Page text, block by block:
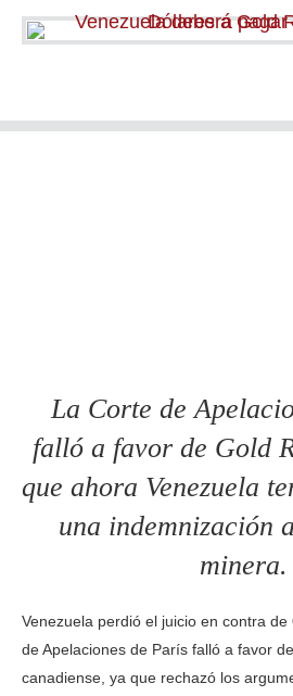
La Corte de
falló a favor de Gold
que ahora Venezuela
una indemnización
minera.
Venezuela perdió el juicio en contra de
de Apelaciones de París falló a favor
canadiense, ya que rechazó los